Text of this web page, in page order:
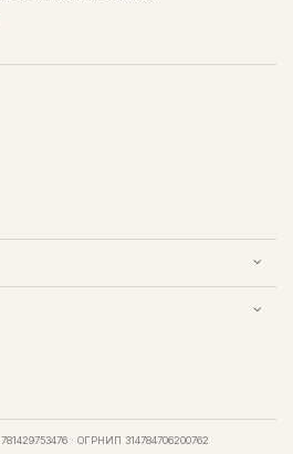
· ОГРНИП 314784706200762